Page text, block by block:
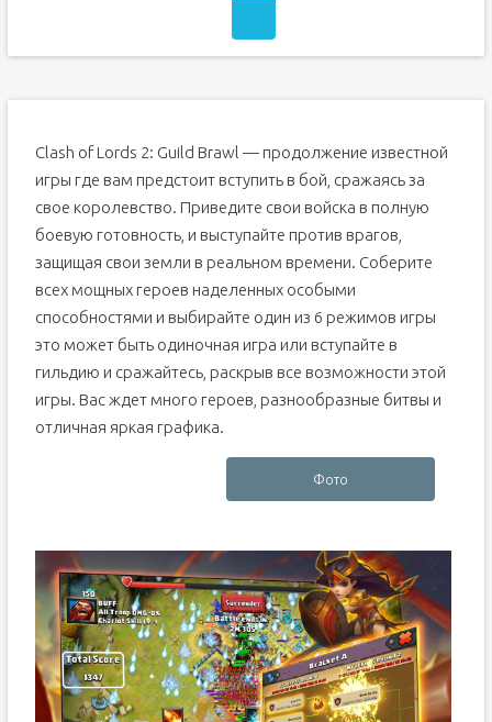
Clash of Lords 2: Guild Brawl — продолжение известной
игры где вам предстоит вступить в бой, сражаясь за
свое королевство. Приведите свои войска в полную
боевую готовность, и выступайте против врагов,
защищая свои земли в реальном времени. Соберите
всех мощных героев наделенных особыми
способностями и выбирайте один из 6 режимов игры
это может быть одиночная игра или вступайте в
гильдию и сражайтесь, раскрыв все возможности этой
игры. Вас ждет много героев, разнообразные битвы и
отличная яркая графика.
Фото